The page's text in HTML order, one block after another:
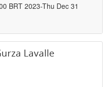
BRT 2023-Thu Dec 31
Lavalle